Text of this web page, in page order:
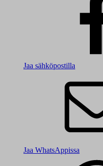
Jaa sähköpostilla
Jaa WhatsAppissa